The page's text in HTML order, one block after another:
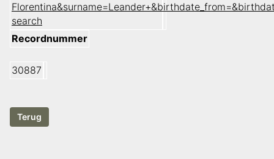
search
Recordnummer
30887